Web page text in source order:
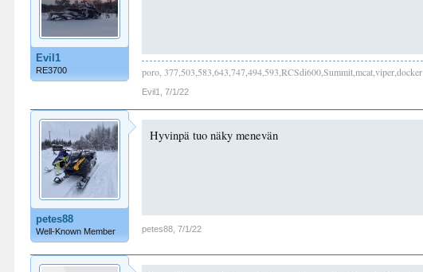
Evil1
RE3700 poro, 377,503,583,643,747,494,593,RCSdi600,Summit,mcat,viper,docker
Evil1 7/1/22
petes88
Well-Known Member
Hyvinpä tuo näky menevän
petes88 7/1/22